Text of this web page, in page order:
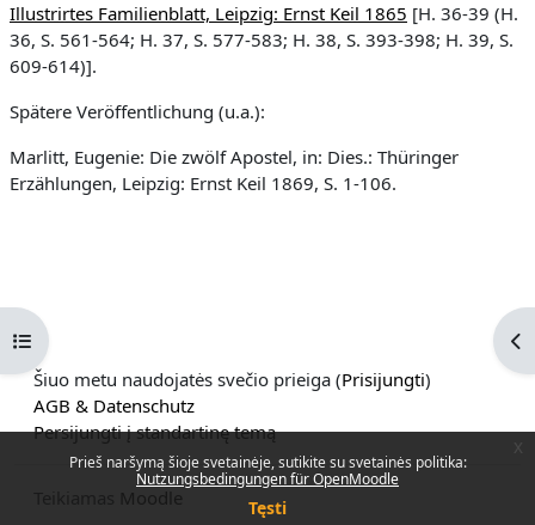
Prieš naršymą šioje svetainėje, sutikite su svetainės politika:
Nutzungsbedingungen für OpenMoodle
Tęsti
Atverti kurso rodyklę
Illustrirtes Familienblatt, Leipzig: Ernst Keil 1865 [H. 36-39 (H.
36, S. 561-564; H. 37, S. 577-583; H. 38, S. 393-398; H. 39, S.
609-614)].
Spätere Veröffentlichung (u.a.):
Marlitt, Eugenie: Die zwölf Apostel, in: Dies.: Thüringer
Erzählungen, Leipzig: Ernst Keil 1869, S. 1-106.
Šiuo metu naudojatės svečio prieiga (Prisijungti)
AGB & Datenschutz
Persijungti į standartinę temą
Moodle